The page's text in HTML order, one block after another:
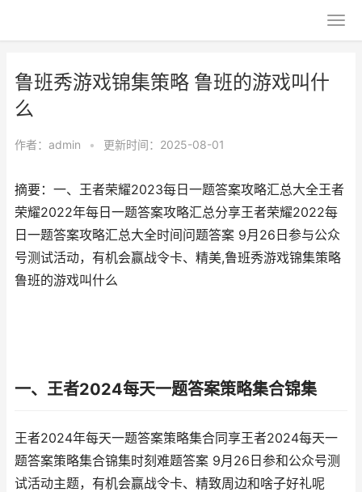
鲁班秀游戏锦集策略 鲁班的游戏叫什
么
作者： admin • 更新时间：2025-08-01
摘要：一、王者荣耀2023每日一题答案攻略汇总大全王者
荣耀2022年每日一题答案攻略汇总分享王者荣耀2022每
日一题答案攻略汇总大全时间问题答案 9月26日参与公众
号测试活动，有机会赢战令卡、精美,鲁班秀游戏锦集策略
鲁班的游戏叫什么
一、王者2024每天一题答案策略集合锦集
王者2024年每天一题答案策略集合同享王者2024每天一
题答案策略集合锦集时刻难题答案 9月26日参和公众号测
试活动主题，有机会赢战令卡、精致周边和啥子好礼呢